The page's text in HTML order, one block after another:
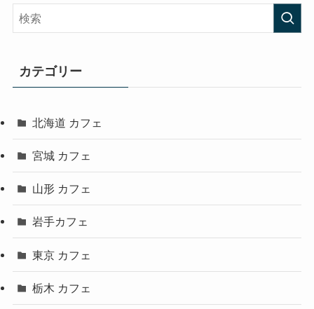
カテゴリー
北海道 カフェ
宮城 カフェ
山形 カフェ
岩手カフェ
東京 カフェ
栃木 カフェ